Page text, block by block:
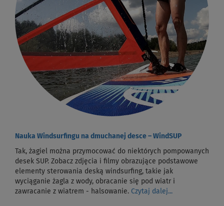
Nauka Windsurfingu na dmuchanej desce – WindSUP
Tak, żagiel można przymocować do niektórych pompowanych
desek SUP. Zobacz zdjęcia i filmy obrazujące podstawowe
elementy sterowania deską windsurfing, takie jak
wyciąganie żagla z wody, obracanie się pod wiatr i
zawracanie z wiatrem - halsowanie. Czytaj dalej...